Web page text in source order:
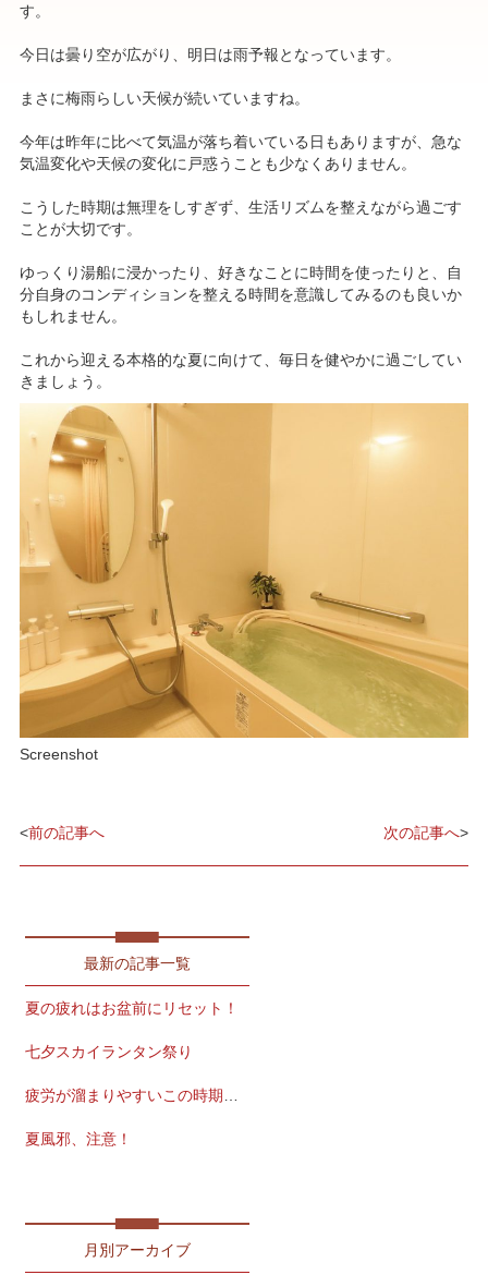
す。
今日は曇り空が広がり、明日は雨予報となっています。
まさに梅雨らしい天候が続いていますね。
今年は昨年に比べて気温が落ち着いている日もありますが、急な
気温変化や天候の変化に戸惑うことも少なくありません。
こうした時期は無理をしすぎず、生活リズムを整えながら過ごす
ことが大切です。
ゆっくり湯船に浸かったり、好きなことに時間を使ったりと、自
分自身のコンディションを整える時間を意識してみるのも良いか
もしれません。
これから迎える本格的な夏に向けて、毎日を健やかに過ごしてい
きましょう。
Screenshot
<前の記事へ 次の記事へ>
最新の記事一覧
夏の疲れはお盆前にリセット！
七夕スカイランタン祭り
夏風邪、注意！
月別アーカイブ